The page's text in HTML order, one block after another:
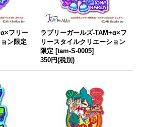
フリー
ン限定
ラブリーガールズ-TAM+α×フ
リースタイルクリエーション
限定 [tam-S-0005]
350円(税別)